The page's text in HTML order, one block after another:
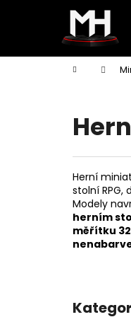
Domů
Herní
stolní RPG,
Modely
herním
měřítku
Přeskočit
í
Zpět
do
Zpět
do